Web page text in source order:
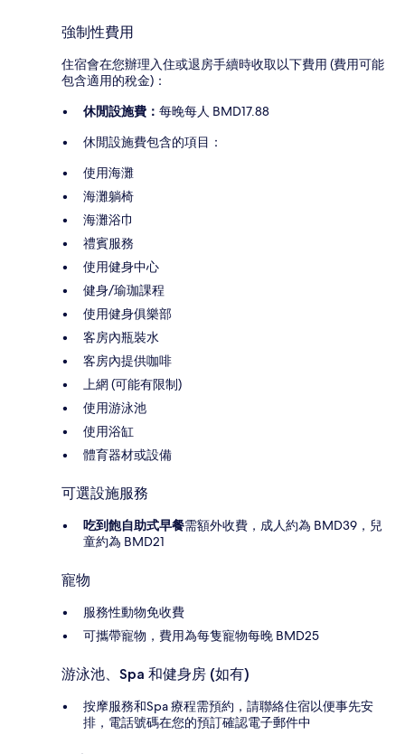
強制性費用
住宿會在您辦理入住或退房手續時收取以下費用 (費用可能
包含適用的稅金)：
休閒設施費： 每晚每人 BMD17.88
休閒設施費包含的項目：
使用海灘
海灘躺椅
海灘浴巾
禮賓服務
使用健身中心
健身/瑜珈課程
使用健身俱樂部
客房內瓶裝水
客房內提供咖啡
上網 (可能有限制)
使用游泳池
使用浴缸
體育器材或設備
可選設施服務
吃到飽自助式早餐需額外收費，成人約為 BMD39，兒
童約為 BMD21
寵物
服務性動物免收費
可攜帶寵物，費用為每隻寵物每晚 BMD25
游泳池、Spa 和健身房 (如有)
按摩服務和Spa 療程需預約，請聯絡住宿以便事先安
排，電話號碼在您的預訂確認電子郵件中